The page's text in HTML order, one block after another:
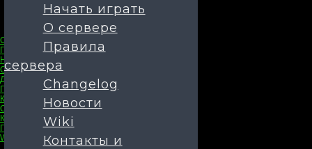
О сервере
Правила сервера
Новости
Changelog
Донат и Бонусы
Главная
Клипы и Скриншоты
Официальные моды
Контакты и Поддержка
Проблемы при запуске
Wiki
Начать играть
О сервере
Правила
сервера
Changelog
Новости
Wiki
Контакты и